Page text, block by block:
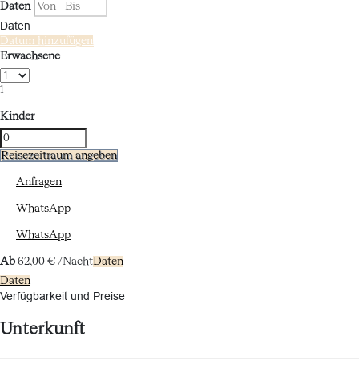
Daten
Daten
Datum hinzufügen
Erwachsene
1
Kinder
Reisezeitraum angeben
Anfragen
WhatsApp
WhatsApp
Ab 62,00 € /NachtDaten
Daten
Verfügbarkeit und Preise
Unterkunft